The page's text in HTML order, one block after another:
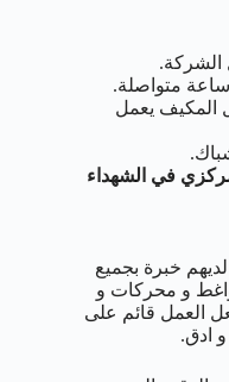
الشركة.
المكيف يعمل
في الشهداء
لديهم خبرة بجميع
و محركات و
العمل قائم على
ادق.